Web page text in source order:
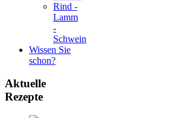
Rind -
Lamm
-
Schwein
Wissen Sie
schon?
Aktuelle
Rezepte